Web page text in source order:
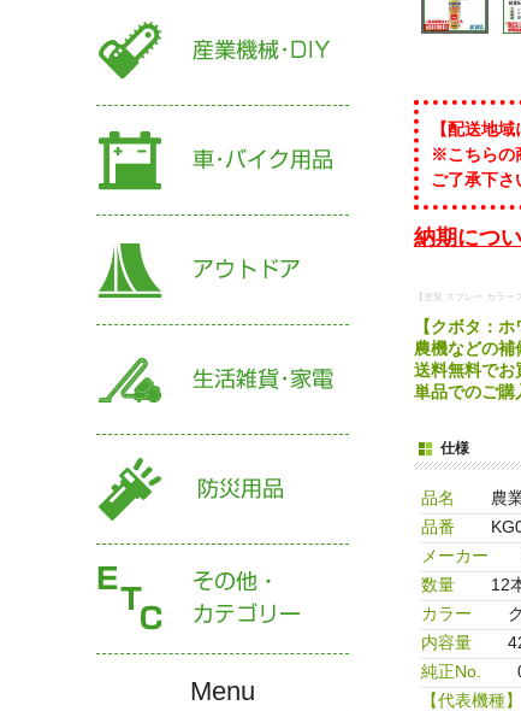
Menu
【配送地域
※こちらの
ご了承下さ
納期につ
【塗装 スプレー カラー
【クボタ：
農機などの補
送料無料でお
単品でのご
仕様
品名
農
品番
メーカー
数量
12
カラー
内容量
純正No.
【代表機種】